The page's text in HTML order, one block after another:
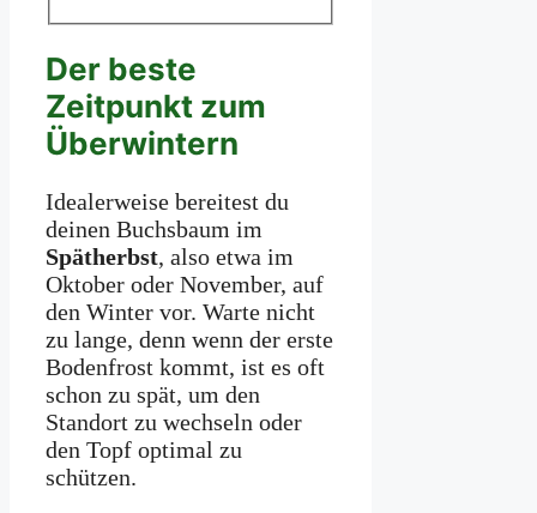
Der beste
Zeitpunkt zum
Überwintern
Idealerweise bereitest du
deinen Buchsbaum im
Spätherbst, also etwa im
Oktober oder November, auf
den Winter vor. Warte nicht
zu lange, denn wenn der erste
Bodenfrost kommt, ist es oft
schon zu spät, um den
Standort zu wechseln oder
den Topf optimal zu
schützen.